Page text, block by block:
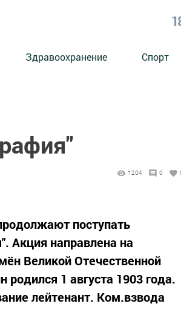
Здравоохранение Спорт
1204 0
поступать
Акция направлена на
Великой Отечественной
1 августа 1903 года.
лейтенант. Ком.взвода